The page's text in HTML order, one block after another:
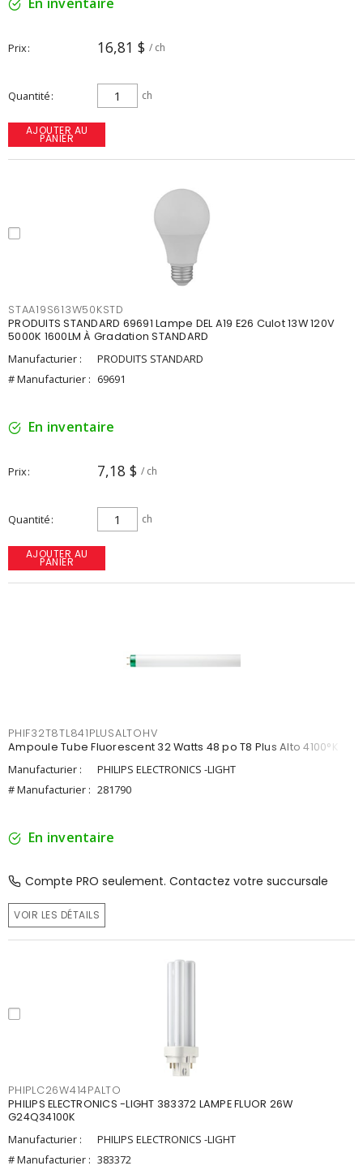
Prix 16,81 $ / ch
Quantité ch
AJOUTER AU
PANIER
STAA19S613W50KSTD
PRODUITS STANDARD 69691 Lampe DEL A19 E26 Culot 13W 120V
5000K 1600LM À Gradation STANDARD
Manufacturier :
PRODUITS STANDARD
# Manufacturier : 69691
En inventaire
Prix 7,18 $ / ch
Quantité ch
AJOUTER AU
PANIER
PHIF32T8TL841PLUSALTOHV
Ampoule Tube Fluorescent 32 Watts 48 po T8 Plus Alto 4100°K
Manufacturier :
PHILIPS ELECTRONICS -LIGHT
# Manufacturier : 281790
En inventaire
Compte PRO seulement. Contactez votre succursale
VOIR LES DÉTAILS
PHIPLC26W414PALTO
PHILIPS ELECTRONICS -LIGHT 383372 LAMPE FLUOR 26W
G24Q34100K
Manufacturier :
PHILIPS ELECTRONICS -LIGHT
# Manufacturier : 383372